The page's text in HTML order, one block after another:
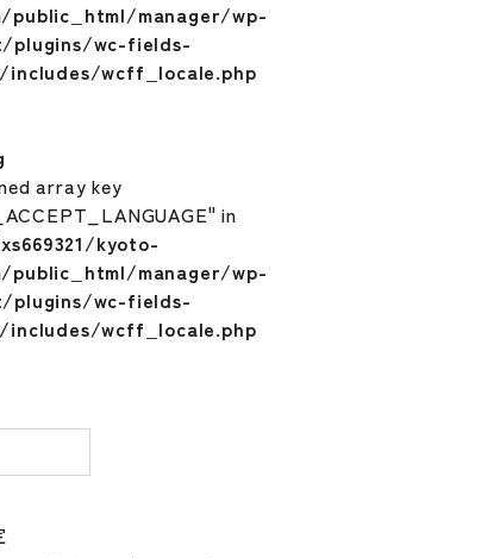
public_html/manager/wp-
plugins/wc-fields-
wcff_locale.php
array key
in
kyoto-
public_html/manager/wp-
plugins/wc-fields-
wcff_locale.php